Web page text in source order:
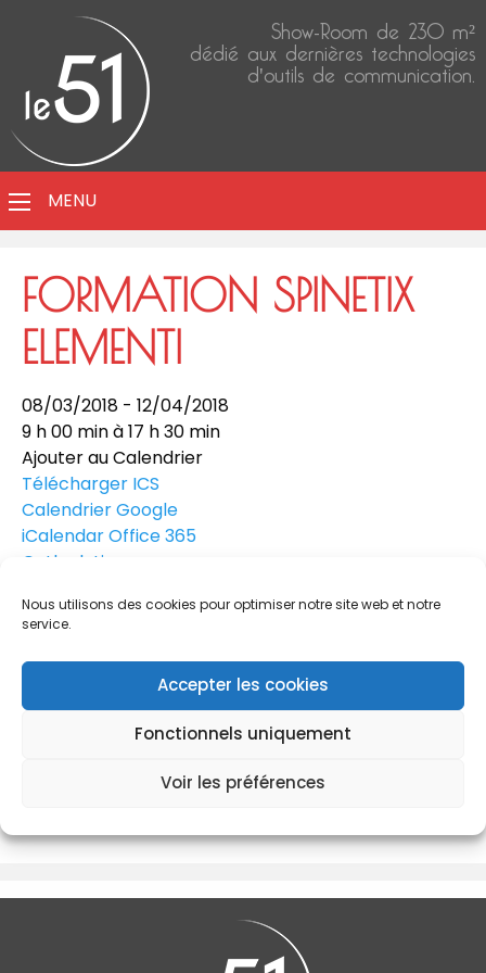
Nous utilisons des cookies pour optimiser notre site web et notre
service.
Accepter les cookies
Fonctionnels uniquement
Voir les préférences
Show-Room de 230 m²
dédié aux dernières technologies
d'outils de communication.
MENU
FORMATION SPINETIX
ELEMENTI
08/03/2018 - 12/04/2018
9 h 00 min à 17 h 30 min
Ajouter au Calendrier
Télécharger ICS
Calendrier Google
iCalendarOffice 365
Outlook Live
51 rue Paul Doumer
Formation Spinetix Elementi Niveau 1
Réservations